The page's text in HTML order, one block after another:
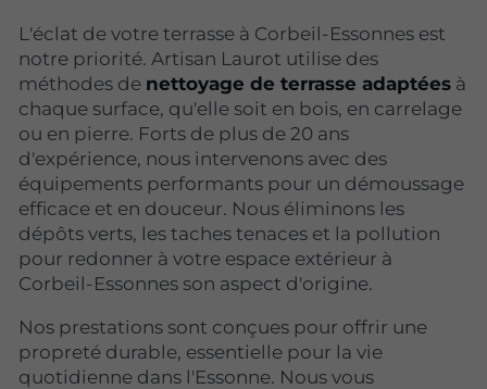
L'éclat de votre terrasse à Corbeil-Essonnes est
notre priorité. Artisan Laurot utilise des
méthodes de nettoyage de terrasse adaptées à
chaque surface, qu'elle soit en bois, en carrelage
ou en pierre. Forts de plus de 20 ans
d'expérience, nous intervenons avec des
équipements performants pour un démoussage
efficace et en douceur. Nous éliminons les
dépôts verts, les taches tenaces et la pollution
pour redonner à votre espace extérieur à
Corbeil-Essonnes son aspect d'origine.
Nos prestations sont conçues pour offrir une
propreté durable, essentielle pour la vie
quotidienne dans l'Essonne. Nous vous